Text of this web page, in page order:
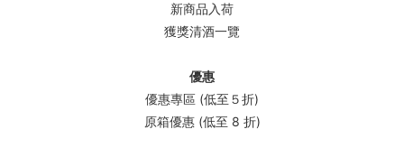
新商品入荷
獲獎清酒一覽
優惠
優惠專區 (低至５折)
原箱優惠 (低至 8 折)